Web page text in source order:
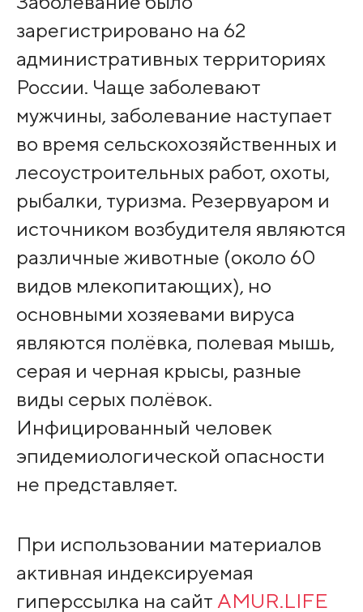
зарегистрировано на 62
административных территориях
России. Чаще заболевают
мужчины, заболевание наступает
во время сельскохозяйственных и
лесоустроительных работ, охоты,
рыбалки, туризма. Резервуаром и
источником возбудителя являются
различные животные (около 60
видов млекопитающих), но
основными хозяевами вируса
являются полёвка, полевая мышь,
серая и черная крысы, разные
виды серых полёвок.
Инфицированный человек
эпидемиологической опасности
не представляет.
При использовании материалов
активная индексируемая
гиперссылка на сайт AMUR.LIFE